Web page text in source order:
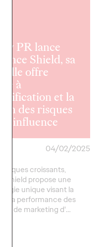
PR lance
Shield, sa
offre
à
et la
des risques
à l'influence
04/02/2025
risques croissants,
Shield propose une
unique visant la
la performance des
de marketing d'…